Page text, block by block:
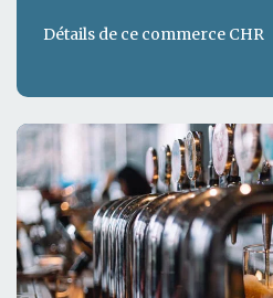
Détails de ce commerce CHR